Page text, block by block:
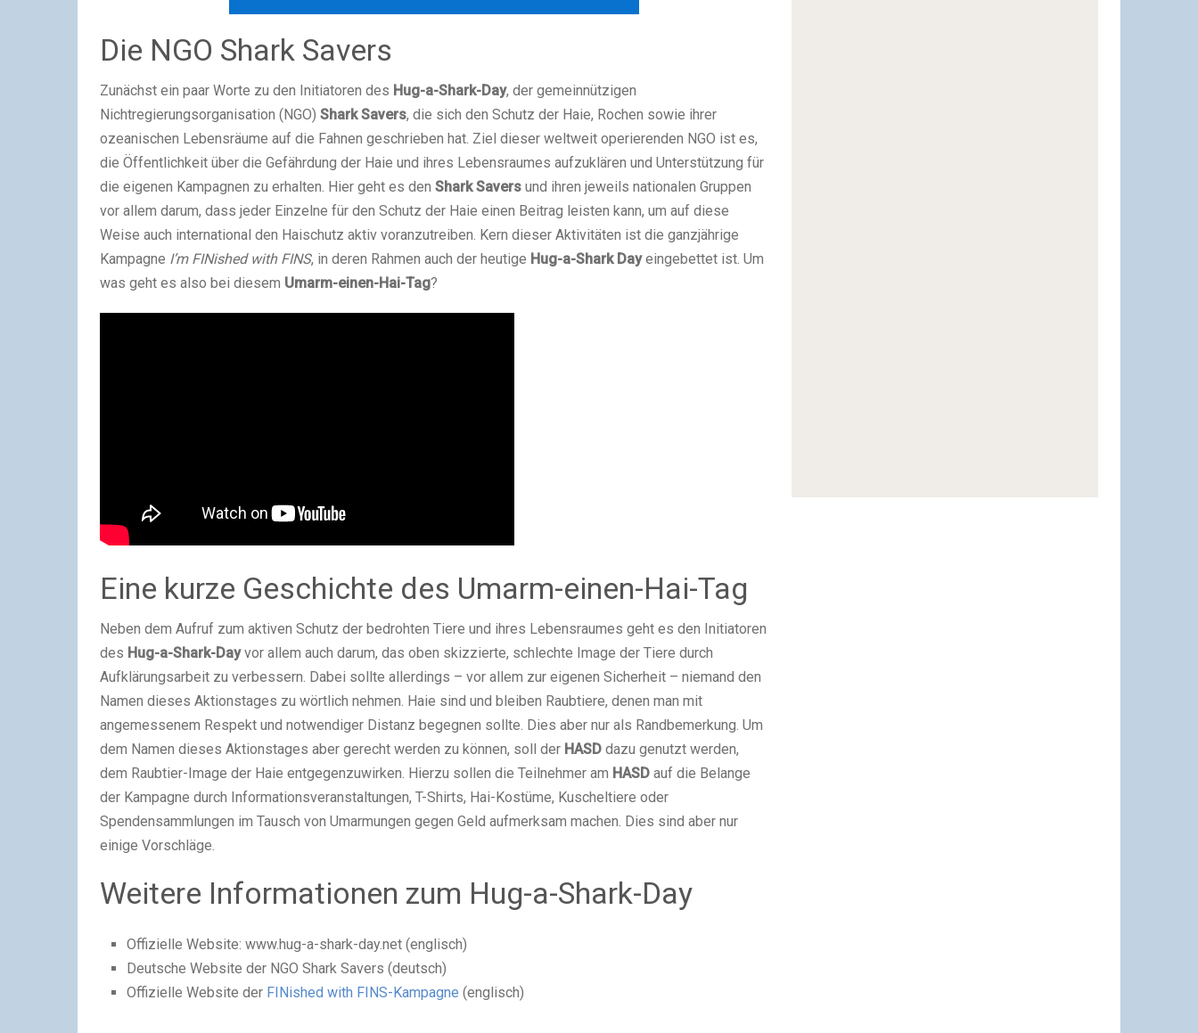
Die NGO Shark Savers
Zunächst ein paar Worte zu den Initiatoren des Hug-a-Shark-Day, der gemeinnützigen
Nichtregierungsorganisation (NGO) Shark Savers, die sich den Schutz der Haie, Rochen sowie ihrer
ozeanischen Lebensräume auf die Fahnen geschrieben hat. Ziel dieser weltweit operierenden NGO ist es,
die Öffentlichkeit über die Gefährdung der Haie und ihres Lebensraumes aufzuklären und Unterstützung für
die eigenen Kampagnen zu erhalten. Hier geht es den Shark Savers und ihren jeweils nationalen Gruppen
vor allem darum, dass jeder Einzelne für den Schutz der Haie einen Beitrag leisten kann, um auf diese
Weise auch international den Haischutz aktiv voranzutreiben. Kern dieser Aktivitäten ist die ganzjährige
Kampagne I’m FINished with FINS, in deren Rahmen auch der heutige Hug-a-Shark Dayeingebettet ist. Um
was geht es also bei diesem Umarm-einen-Hai-Tag?
Eine kurze Geschichte des Umarm-einen-Hai-Tag
Neben dem Aufruf zum aktiven Schutz der bedrohten Tiere und ihres Lebensraumes geht es den Initiatoren
des Hug-a-Shark-Dayvor allem auch darum, das oben skizzierte, schlechte Image der Tiere durch
Aufklärungsarbeit zu verbessern. Dabei sollte allerdings – vor allem zur eigenen Sicherheit – niemand den
Namen dieses Aktionstages zu wörtlich nehmen. Haie sind und bleiben Raubtiere, denen man mit
angemessenem Respekt und notwendiger Distanz begegnen sollte. Dies aber nur als Randbemerkung. Um
dem Namen dieses Aktionstages aber gerecht werden zu können, soll der HASD dazu genutzt werden,
dem Raubtier-Image der Haie entgegenzuwirken. Hierzu sollen die Teilnehmer am HASD auf die Belange
der Kampagne durch Informationsveranstaltungen, T-Shirts, Hai-Kostüme, Kuscheltiere oder
Spendensammlungen im Tausch von Umarmungen gegen Geld aufmerksam machen. Dies sind aber nur
einige Vorschläge.
Weitere Informationen zum Hug-a-Shark-Day
Offizielle Website: www.hug-a-shark-day.net (englisch)
Deutsche Website der NGO Shark Savers (deutsch)
Offizielle Website der FINished with FINS-Kampagne (englisch)